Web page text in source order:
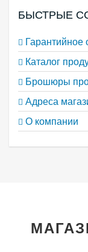
БЫСТРЫЕ
Гарантийное
Каталог
Брошюры
Адреса
О компании